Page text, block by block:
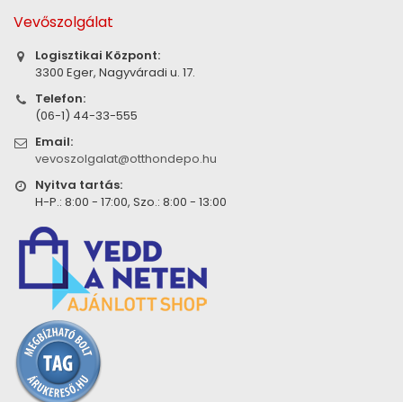
Vevőszolgálat
Logisztikai Központ:
3300 Eger, Nagyváradi u. 17.
Telefon:
(06-1) 44-33-555
Email:
vevoszolgalat@otthondepo.hu
Nyitva tartás:
H-P.: 8:00 - 17:00, Szo.: 8:00 - 13:00